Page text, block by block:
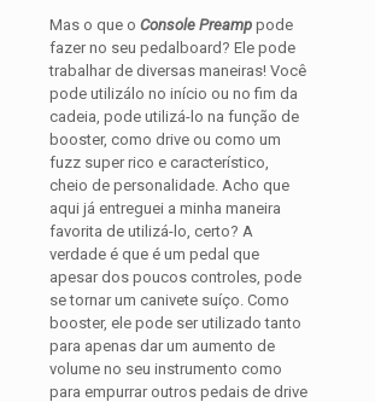
Mas o que o Console Preamp pode
fazer no seu pedalboard? Ele pode
trabalhar de diversas maneiras! Você
pode utilizálo no início ou no fim da
cadeia, pode utilizá-lo na função de
booster, como drive ou como um
fuzz super rico e característico,
cheio de personalidade. Acho que
aqui já entreguei a minha maneira
favorita de utilizá-lo, certo? A
verdade é que é um pedal que
apesar dos poucos controles, pode
se tornar um canivete suíço. Como
booster, ele pode ser utilizado tanto
para apenas dar um aumento de
volume no seu instrumento como
para empurrar outros pedais de drive